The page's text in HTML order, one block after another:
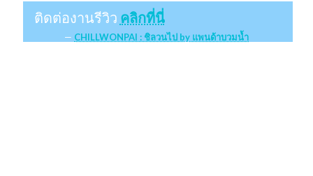
ติดต่องานรีวิว คลิกที่นี่
CHILLWONPAI : ชิลวนไป by แพนด้าบวมน้ำ